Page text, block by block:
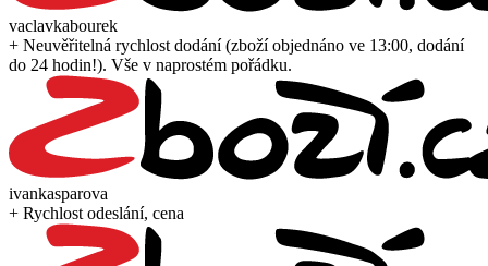
vaclavkabourek
+ Neuvěřitelná rychlost dodání (zboží objednáno ve 13:00, dodání
do 24 hodin!). Vše v naprostém pořádku.
ivankasparova
+ Rychlost odeslání, cena